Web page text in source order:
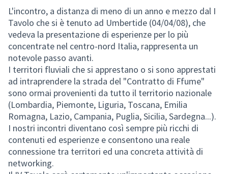
L'incontro, a distanza di meno di un anno e mezzo dal I
Tavolo che si è tenuto ad Umbertide (04/04/08), che
vedeva la presentazione di esperienze per lo più
concentrate nel centro-nord Italia, rappresenta un
notevole passo avanti.
I territori fluviali che si apprestano o si sono apprestati
ad intraprendere la strada del "Contratto di Ffume"
sono ormai provenienti da tutto il territorio nazionale
(Lombardia, Piemonte, Liguria, Toscana, Emilia
Romagna, Lazio, Campania, Puglia, Sicilia, Sardegna...).
I nostri incontri diventano così sempre più ricchi di
contenuti ed esperienze e consentono una reale
connessione tra territori ed una concreta attività di
networking.